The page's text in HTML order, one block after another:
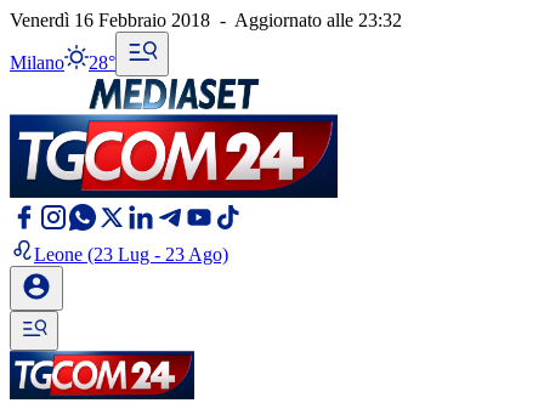
Venerdì 16 Febbraio 2018 - Aggiornato alle 23:32
Milano 28°
Leone (23 Lug - 23 Ago)